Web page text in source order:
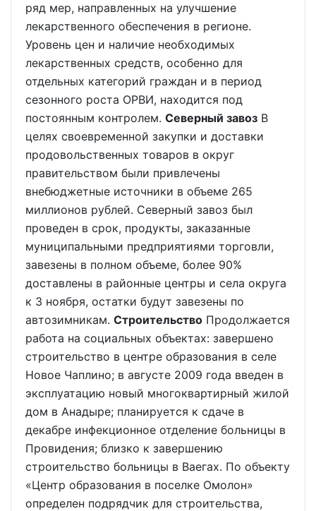
ряд мер, направленных на улучшение
лекарственного обеспечения в регионе.
Уровень цен и наличие необходимых
лекарственных средств, особенно для
отдельных категорий граждан и в период
сезонного роста ОРВИ, находится под
постоянным контролем. Северный завоз В
целях своевременной закупки и доставки
продовольственных товаров в округ
правительством были привлечены
внебюджетные источники в объеме 265
миллионов рублей. Северный завоз был
проведен в срок, продукты, заказанные
муниципальными предприятиями торговли,
завезены в полном объеме, более 90%
доставлены в районные центры и села округа
к 3 ноября, остатки будут завезены по
автозимникам. Строительство Продолжается
работа на социальных объектах: завершено
строительство в центре образования в селе
Новое Чаплино; в августе 2009 года введен в
эксплуатацию новый многоквартирный жилой
дом в Анадыре; планируется к сдаче в
декабре инфекционное отделение больницы в
Провидения; близко к завершению
строительство больницы в Ваегах. По объекту
«Центр образования в поселке Омолон»
определен подрядчик для строительства,